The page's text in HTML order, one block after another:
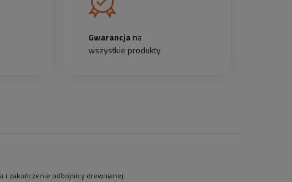
Gwarancjana
wszystkie produkty
i zakończenie odbojnicy drewnianej.